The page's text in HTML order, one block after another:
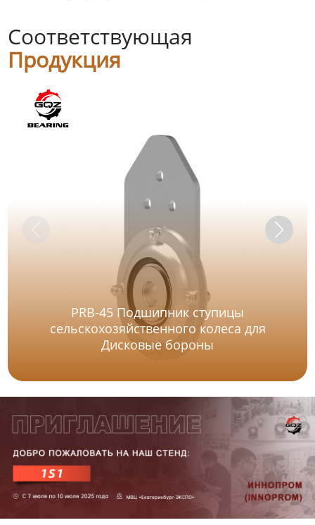
Соответствующая
Продукция
PRB-45 Подшипник ступицы
сельскохозяйственного колеса для
Дисковые бороны